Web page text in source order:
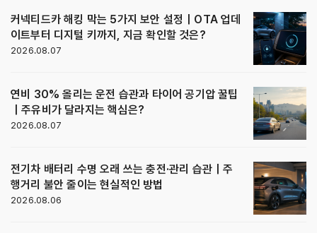
커넥티드카 해킹 막는 5가지 보안 설정｜OTA 업데
이트부터 디지털 키까지, 지금 확인할 것은?
2026.08.07
연비 30% 올리는 운전 습관과 타이어 공기압 꿀팁
｜주유비가 달라지는 핵심은?
2026.08.07
전기차 배터리 수명 오래 쓰는 충전·관리 습관｜주
행거리 불안 줄이는 현실적인 방법
2026.08.06